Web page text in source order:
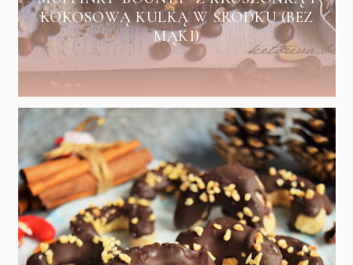
KOKOSOWĄ KULKĄ W ŚRODKU (BEZ
MĄKI)